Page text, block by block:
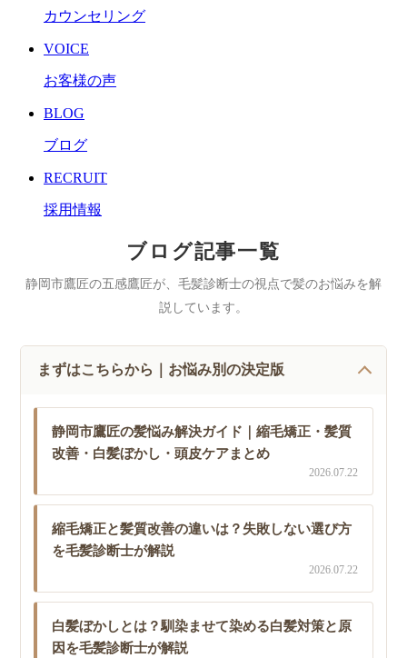
カウンセリング
VOICE
お客様の声
BLOG
ブログ
RECRUIT
採用情報
ブログ記事一覧
静岡市鷹匠の五感鷹匠が、毛髪診断士の視点で髪のお悩みを解
説しています。
まずはこちらから｜お悩み別の決定版
静岡市鷹匠の髪悩み解決ガイド｜縮毛矯正・髪質
改善・白髪ぼかし・頭皮ケアまとめ
2026.07.22
縮毛矯正と髪質改善の違いは？失敗しない選び方
を毛髪診断士が解説
2026.07.22
白髪ぼかしとは？馴染ませて染める白髪対策と原
因を毛髪診断士が解説